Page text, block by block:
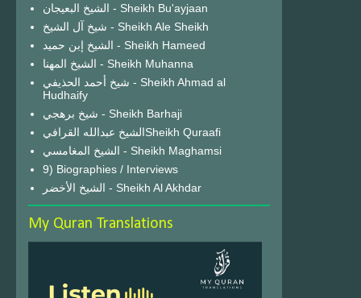
الشيخ البعيجان - Sheikh Bu'ayjaan
شيخ آل الشيخ - Sheikh Ale Sheikh
الشيخ إبن حميد - Sheikh Hameed
الشيخ المهنا - Sheikh Muhanna
شيخ أحمد الحذيفي - Sheikh Ahmad al
Hudhaify
شيخ برهجي - Sheikh Barhaji
الشيخ عبدالله القرافيSheikh Quraafi
الشيخ المغامسي - Sheikh Maghamsi
9) Biographies / Interviews
الشيخ الأخضر - Sheikh Al Akhdar
My Quran Translations